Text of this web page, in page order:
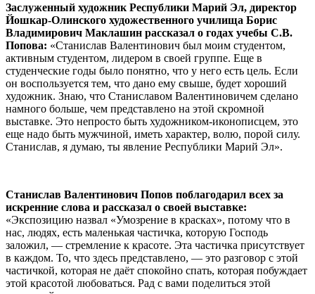
Заслуженный художник Республики Марий Эл, директор
Йошкар-Олинского художественного училища Борис
Владимирович Маклашин рассказал о годах учебы С.В.
Попова: «Станислав Валентинович был моим студентом,
активным студентом, лидером в своей группе. Еще в
студенческие годы было понятно, что у него есть цель. Если
он воспользуется тем, что дано ему свыше, будет хороший
художник. Знаю, что Станиславом Валентиновичем сделано
намного больше, чем представлено на этой скромной
выставке. Это непросто быть художником-иконописцем, это
еще надо быть мужчиной, иметь характер, волю, порой силу.
Станислав, я думаю, ты явление Республики Марий Эл».
Станислав Валентинович Попов поблагодарил всех за
искренние слова и рассказал о своей выставке:
«Экспозицию назвал «Умозрение в красках», потому что в
нас, людях, есть маленькая частичка, которую Господь
заложил, — стремление к красоте. Эта частичка присутствует
в каждом. То, что здесь представлено, — это разговор с этой
частичкой, которая не даёт спокойно спать, которая побуждает
этой красотой любоваться. Рад с вами поделиться этой